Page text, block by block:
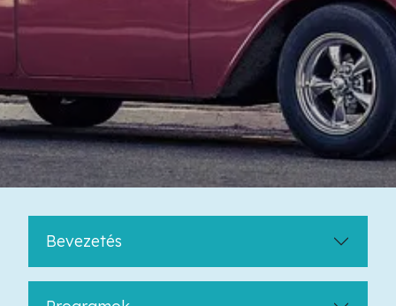
Bevezetés